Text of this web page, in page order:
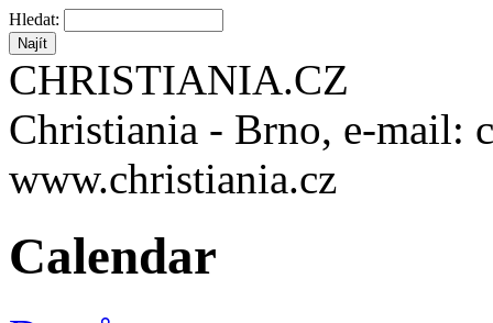
Hledat:
CHRISTIANIA.CZ
Christiania - Brno, e-mail:
www.christiania.cz
Calendar